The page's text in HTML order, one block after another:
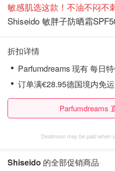
敏感肌选这款！不油不闷不
Shiseido 敏胖子防晒霜
折扣详情
Parfumdreams 现有 每日
订单满€28.95德国境内免运
Parfumdreams
Dealmoon may be paid when
Shiseido 的全部促销商品